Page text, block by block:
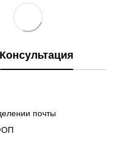
Консультация
почты